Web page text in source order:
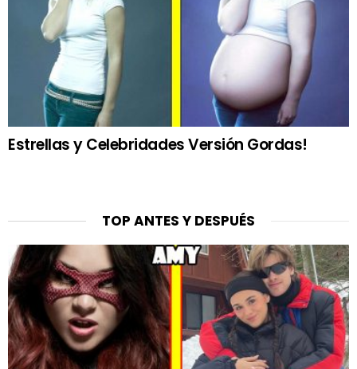
Estrellas y Celebridades Versión Gordas!
TOP ANTES Y DESPUÉS